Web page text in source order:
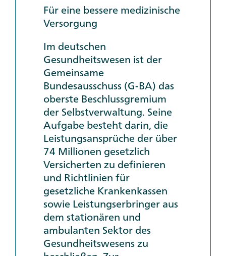
Für eine bessere medizinische
Versorgung
Im deutschen
Gesundheitswesen ist der
Gemeinsame
Bundesausschuss (G-BA) das
oberste Beschlussgremium
der Selbstverwaltung. Seine
Aufgabe besteht darin, die
Leistungsansprüche der über
74 Millionen gesetzlich
Versicherten zu definieren
und Richtlinien für
gesetzliche Krankenkassen
sowie Leistungserbringer aus
dem stationären und
ambulanten Sektor des
Gesundheitswesens zu